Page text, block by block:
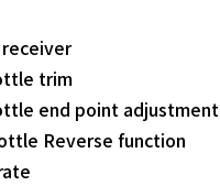
trim
end point adjustment
Reverse function